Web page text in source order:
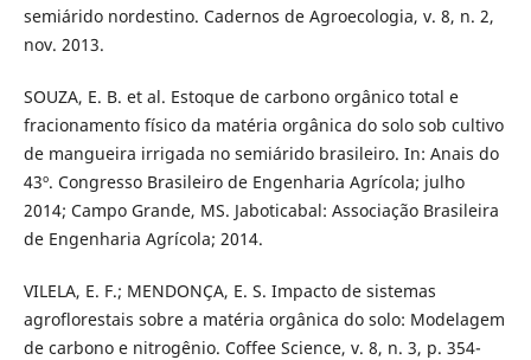
semiárido nordestino. Cadernos de Agroecologia, v. 8, n. 2,
nov. 2013.
SOUZA, E. B. et al. Estoque de carbono orgânico total e
fracionamento físico da matéria orgânica do solo sob cultivo
de mangueira irrigada no semiárido brasileiro. In: Anais do
43º. Congresso Brasileiro de Engenharia Agrícola; julho
2014; Campo Grande, MS. Jaboticabal: Associação Brasileira
de Engenharia Agrícola; 2014.
VILELA, E. F.; MENDONÇA, E. S. Impacto de sistemas
agroflorestais sobre a matéria orgânica do solo: Modelagem
de carbono e nitrogênio. Coffee Science, v. 8, n. 3, p. 354-